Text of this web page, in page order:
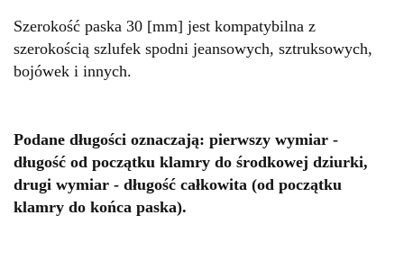
Szerokość paska 30 [mm] jest kompatybilna z
szerokością szlufek spodni jeansowych, sztruksowych,
bojówek i innych.
Podane długości oznaczają: pierwszy wymiar -
długość od początku klamry do środkowej dziurki,
drugi wymiar - długość całkowita (od początku
klamry do końca paska).